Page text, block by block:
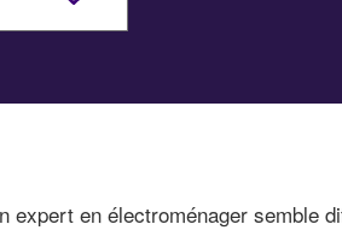
expert en électroménager semble